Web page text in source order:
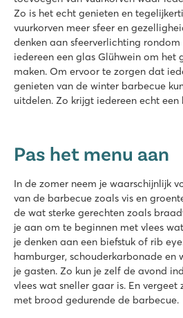
Zo is het echt genieten en
vuurkorven meer sfeer en
denken aan sfeerverlichting rondom
iedereen een glas Glühwein om het
maken. Om ervoor te zorgen dat
genieten van de winter barbecue
uitdelen. Zo krijgt iedereen echt een
Pas het menu aan
In de zomer neem je waarschijnlijk
van de barbecue zoals vis en
de wat sterke gerechten zoals
je aan om te beginnen met vlees
je denken aan een biefstuk of rib
hamburger, schouderkarbonade en
je gasten. Zo kun je zelf de avond
vlees wat sneller gaar is. En vergeet
met brood gedurende de barbecue.